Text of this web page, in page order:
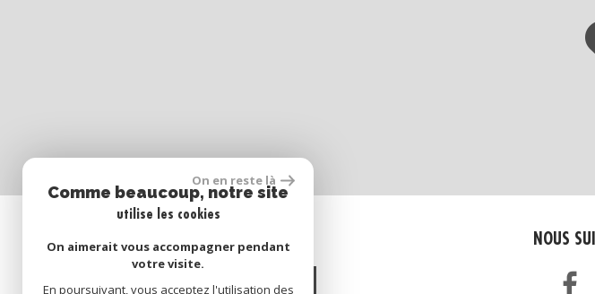
NOUS
SE CONNECTER
Espace propriétaire
On en reste là
Comme beaucoup, notre site
utilise les cookies
On aimerait vous accompagner pendant
votre visite.
En poursuivant, vous acceptez l'utilisation des